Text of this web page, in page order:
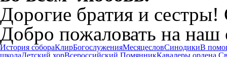
Дорогие братия и
Добро пожаловать на наш
История собораКлирБогослуженияМесяцесловСинодикиВ
школаДетский хорВсероссийский ПомянникКавалеры ордена